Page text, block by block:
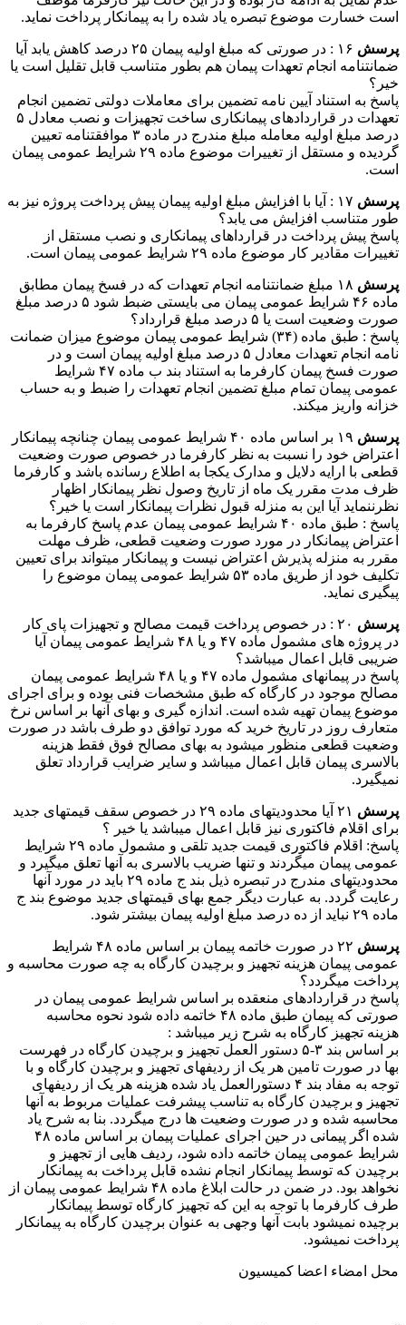
است خسارت موضوع تبصره یاد شده را به پیمانکار پرداخت نماید.
پرسش
۱۶ : در صورتی که مبلغ اولیه پیمان ۲۵ درصد کاهش یابد آیا
ضمانتنامه انجام تعهدات پیمان هم بطور متناسب قابل تقلیل است یا
خیر؟
پاسخ به استناد آیین نامه تضمین برای معاملات دولتی تضمین انجام
تعهدات در قراردادهای پیمانکاری ساخت تجهیزات و نصب معادل ۵
درصد مبلغ اولیه معامله مبلغ مندرج در ماده ۳ موافقتنامه تعیین
گردیده و مستقل از تغییرات موضوع ماده ۲۹ شرایط عمومی پیمان
است.
پرسش
۱۷ : آیا با افزایش مبلغ اولیه پیمان پیش پرداخت پروژه نیز به
طور متناسب افزایش می یابد؟
پاسخ پیش پرداخت در قرارداهای پیمانکاری و نصب مستقل از
تغییرات مقادیر کار موضوع ماده ۲۹ شرایط عمومی پیمان است.
پرسش
۱۸ مبلغ ضمانتنامه انجام تعهدات که در فسخ پیمان مطابق
ماده ۴۶ شرایط عمومی پیمان می بایستی ضبط شود ۵ درصد مبلغ
صورت وضعیت است یا ۵ درصد مبلغ قرارداد؟
پاسخ : طبق ماده (۳۴) شرایط عمومی پیمان موضوع میزان ضمانت
نامه انجام تعهدات معادل ۵ درصد مبلغ اولیه پیمان است و در
صورت فسخ پیمان کارفرما به استناد بند ب ماده ۴۷ شرایط
عمومی پیمان تمام مبلغ تضمین انجام تعهدات را ضبط و به حساب
خزانه واریز میکند.
پرسش
۱۹ بر اساس ماده ۴۰ شرایط عمومی پیمان چنانچه پیمانکار
اعتراض خود را نسبت به نظر کارفرما در خصوص صورت وضعیت
قطعی با ارایه دلایل و مدارک یکجا به اطلاع رسانده باشد و کارفرما
ظرف مدت مقرر یک ماه از تاریخ وصول نظر پیمانکار اظهار
نظرننماید آیا این به منزله قبول نظرات پیمانکار است یا خیر؟
پاسخ : طبق ماده ۴۰ شرایط عمومی پیمان عدم پاسخ کارفرما به
اعتراض پیمانکار در مورد صورت وضعیت قطعی، ظرف مهلت
مقرر به منزله پذیرش اعتراض نیست و پیمانکار میتواند برای تعیین
تکلیف خود از طریق ماده ۵۳ شرایط عمومی پیمان موضوع را
پیگیری نماید.
پرسش
۲۰ : در خصوص پرداخت قیمت مصالح و تجهیزات پای کار
در پروژه های مشمول ماده ۴۷ و یا ۴۸ شرایط عمومی پیمان آیا
ضریبی قابل اعمال میباشد؟
پاسخ در پیمانهای مشمول ماده ۴۷ و یا ۴۸ شرایط عمومی پیمان
مصالح موجود در کارگاه که طبق مشخصات فنی بوده و برای اجرای
موضوع پیمان تهیه شده است. اندازه گیری و بهای آنها بر اساس نرخ
متعارف روز در تاریخ خرید که مورد توافق دو طرف باشد در صورت
وضعیت قطعی منظور میشود به بهای مصالح فوق فقط هزینه
بالاسری پیمان قابل اعمال میباشد و سایر ضرایب قرارداد تعلق
نمیگیرد.
پرسش
۲۱ آیا محدودیتهای ماده ۲۹ در خصوص سقف قیمتهای جدید
برای اقلام فاکتوری نیز قابل اعمال میباشد یا خیر ؟
پاسخ: اقلام فاکتوری قیمت جدید تلقی و مشمول ماده ۲۹ شرایط
عمومی پیمان میگردند و تنها ضریب بالاسری به آنها تعلق میگیرد و
محدودیتهای مندرج در تبصره ذیل بند ج ماده ۲۹ باید در مورد آنها
رعایت گردد. به عبارت دیگر جمع بهای قیمتهای جدید موضوع بند ج
ماده ۲۹ نباید از ده درصد مبلغ اولیه پیمان بیشتر شود.
پرسش
۲۲ در صورت خاتمه پیمان بر اساس ماده ۴۸ شرایط
عمومی پیمان هزینه تجهیز و برچیدن کارگاه به چه صورت محاسبه و
پرداخت میگردد؟
پاسخ در قراردادهای منعقده بر اساس شرایط عمومی پیمان در
صورتی که پیمان طبق ماده ۴۸ خاتمه داده شود نحوه محاسبه
هزینه تجهیز کارگاه به شرح زیر میباشد :
بر اساس بند ۳-۵ دستور العمل تجهیز و برچیدن کارگاه در فهرست
بها در صورت تامین هر یک از ردیفهای تجهیز و برچیدن کارگاه و با
توجه به مفاد بند ۴ دستورالعمل یاد شده هزینه هر یک از ردیفهای
تجهیز و برچیدن کارگاه به تناسب پیشرفت عملیات مربوط به آنها
محاسبه شده و در صورت وضعیت ها درج میگردد. بنا به شرح یاد
شده اگر پیمانی در حین اجرای عملیات پیمان بر اساس ماده ۴۸
شرایط عمومی پیمان خاتمه داده شود، ردیف هایی از تجهیز و
برچیدن که توسط پیمانکار انجام نشده قابل پرداخت به پیمانکار
نخواهد بود. در ضمن در حالت ابلاغ ماده ۴۸ شرایط عمومی پیمان از
طرف کارفرما با توجه به این که تجهیز کارگاه توسط پیمانکار
برچیده نمیشود بابت آنها وجهی به عنوان برچیدن کارگاه به پیمانکار
پرداخت نمیشود.
محل امضاء اعضا کمیسیون